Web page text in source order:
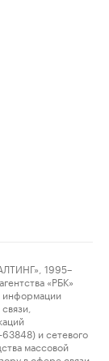
1995–
«РБК»
информации
и сетевого
массовой